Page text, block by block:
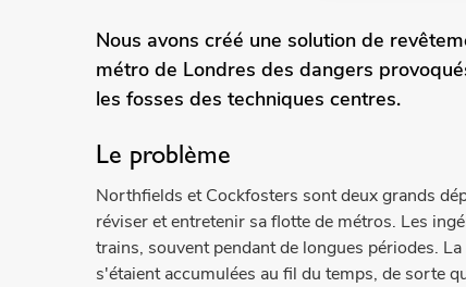
Nous avons créé une solution de
métro de Londres des dangers
les fosses des techniques centres.
Le problème
Northfields et Cockfosters sont deux grands
réviser et entretenir sa flotte de métros. Les
trains, souvent pendant de longues périodes.
s'étaient accumulées au fil du temps, de sorte